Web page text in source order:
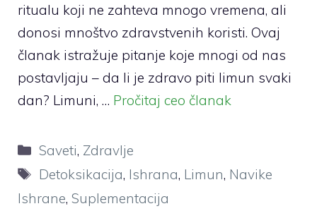
ritualu koji ne zahteva mnogo vremena, ali
donosi mnoštvo zdravstvenih koristi. Ovaj
članak istražuje pitanje koje mnogi od nas
postavljaju – da li je zdravo piti limun svaki
dan? Limuni, … Pročitaj ceo članak
Categories
Saveti, Zdravlje
Tags
Detoksikacija, Ishrana, Limun, Navike
Ishrane, Suplementacija